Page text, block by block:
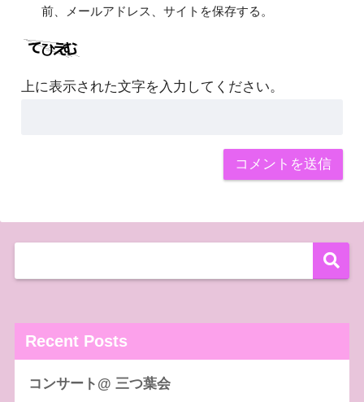
前、メールアドレス、サイトを保存する。
上に表示された文字を入力してください。
Recent Posts
コンサート@ 三つ葉会